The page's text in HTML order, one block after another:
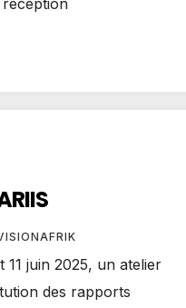
11 juin 2025, un atelier
des rapports